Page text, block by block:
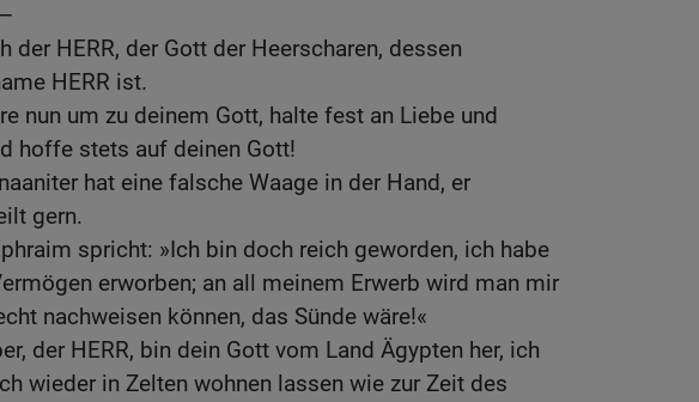
der HERR, der Gott der Heerscharen, dessen
HERR ist.
nun um zu deinem Gott, halte fest an Liebe und
hoffe stets auf deinen Gott!
hat eine falsche Waage in der Hand, er
gern.
spricht: »Ich bin doch reich geworden, ich habe
erworben; an all meinem Erwerb wird man mir
nachweisen können, das Sünde wäre!«
der HERR, bin dein Gott vom Land Ägypten her, ich
wieder in Zelten wohnen lassen wie zur Zeit des